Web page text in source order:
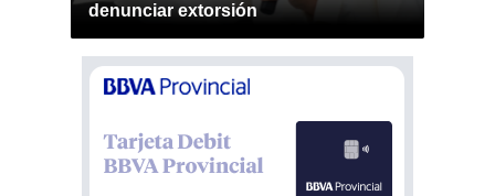
denunciar extorsión